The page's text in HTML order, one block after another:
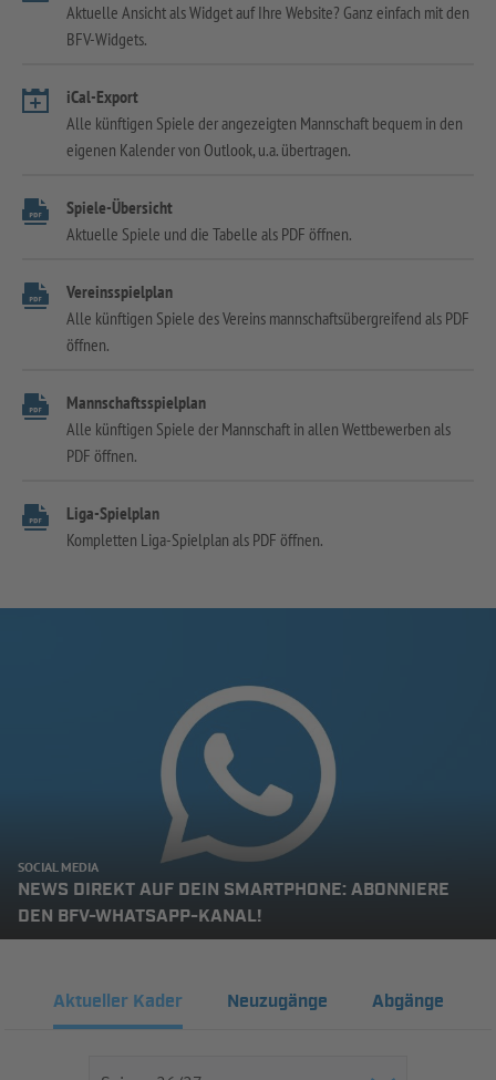
Aktuelle Ansicht als Widget auf Ihre Website? Ganz einfach mit den
BFV-Widgets.
iCal-Export
Alle künftigen Spiele der angezeigten Mannschaft bequem in den
eigenen Kalender von Outlook, u.a. übertragen.
Spiele-Übersicht
Aktuelle Spiele und die Tabelle als PDF öffnen.
Vereinsspielplan
Alle künftigen Spiele des Vereins mannschaftsübergreifend als PDF
öffnen.
Mannschaftsspielplan
Alle künftigen Spiele der Mannschaft in allen Wettbewerben als
PDF öffnen.
Liga-Spielplan
Kompletten Liga-Spielplan als PDF öffnen.
SOCIAL MEDIA
NEWS DIREKT AUF DEIN SMARTPHONE: ABONNIERE
DEN BFV-WHATSAPP-KANAL!
Aktueller Kader Neuzugänge Abgänge